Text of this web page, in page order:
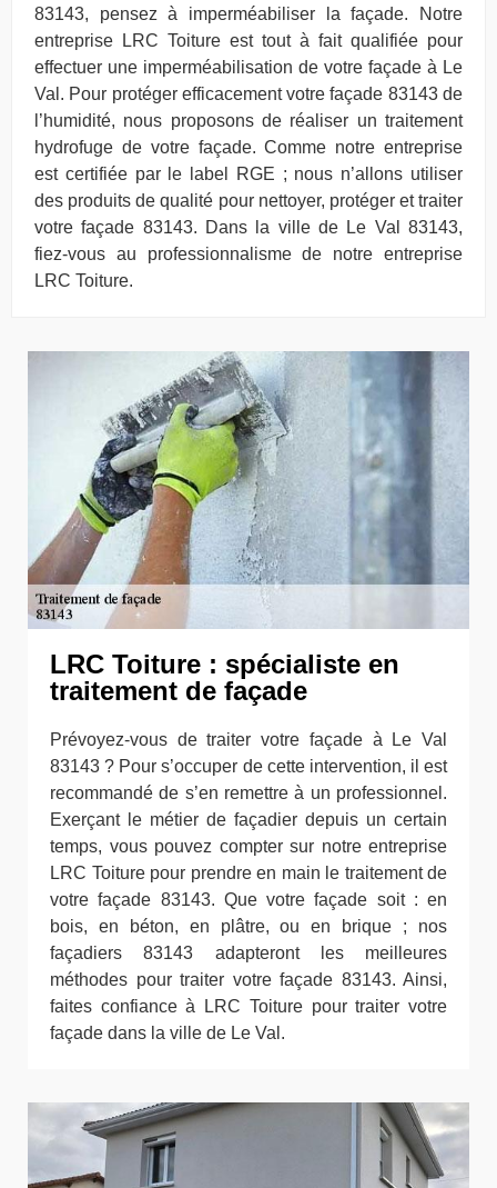
83143, pensez à imperméabiliser la façade. Notre
entreprise LRC Toiture est tout à fait qualifiée pour
effectuer une imperméabilisation de votre façade à Le
Val. Pour protéger efficacement votre façade 83143 de
l’humidité, nous proposons de réaliser un traitement
hydrofuge de votre façade. Comme notre entreprise
est certifiée par le label RGE ; nous n’allons utiliser
des produits de qualité pour nettoyer, protéger et traiter
votre façade 83143. Dans la ville de Le Val 83143,
fiez-vous au professionnalisme de notre entreprise
LRC Toiture.
LRC Toiture : spécialiste en
traitement de façade
Prévoyez-vous de traiter votre façade à Le Val
83143 ? Pour s’occuper de cette intervention, il est
recommandé de s’en remettre à un professionnel.
Exerçant le métier de façadier depuis un certain
temps, vous pouvez compter sur notre entreprise
LRC Toiture pour prendre en main le traitement de
votre façade 83143. Que votre façade soit : en
bois, en béton, en plâtre, ou en brique ; nos
façadiers 83143 adapteront les meilleures
méthodes pour traiter votre façade 83143. Ainsi,
faites confiance à LRC Toiture pour traiter votre
façade dans la ville de Le Val.